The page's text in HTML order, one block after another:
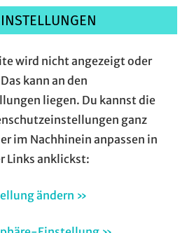
wird nicht angezeigt oder
kann an den
liegen. Du kannst die
ganz
im Nachhinein anpassen in
Links anklickst:
ändern »